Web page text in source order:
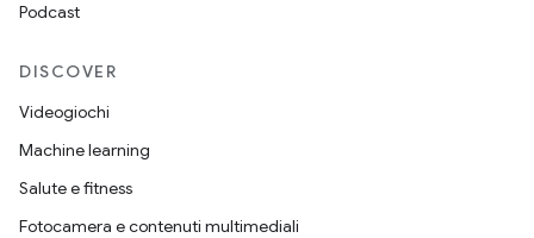
Podcast
DISCOVER
Videogiochi
Machine learning
Salute e fitness
Fotocamera e contenuti multimediali